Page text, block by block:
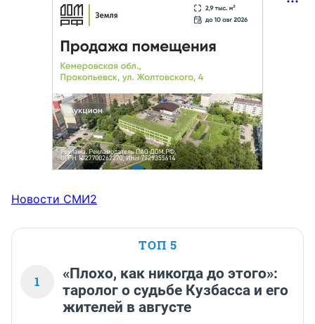
Новости СМИ2
ТОП 5
1
«Плохо, как никогда до этого»:
таролог о судьбе Кузбасса и его
жителей в августе